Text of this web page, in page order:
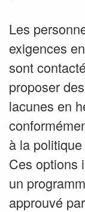
Les
exigences
sont
proposer
lacunes en
à la politique
Ces options
un
approuvé